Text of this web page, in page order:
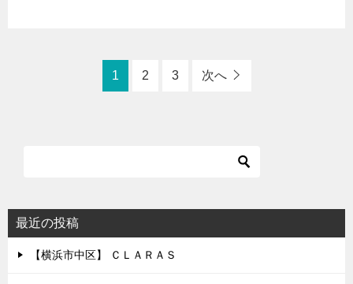
1 2 3 次へ
最近の投稿
【横浜市中区】 ＣＬＡＲＡＳ